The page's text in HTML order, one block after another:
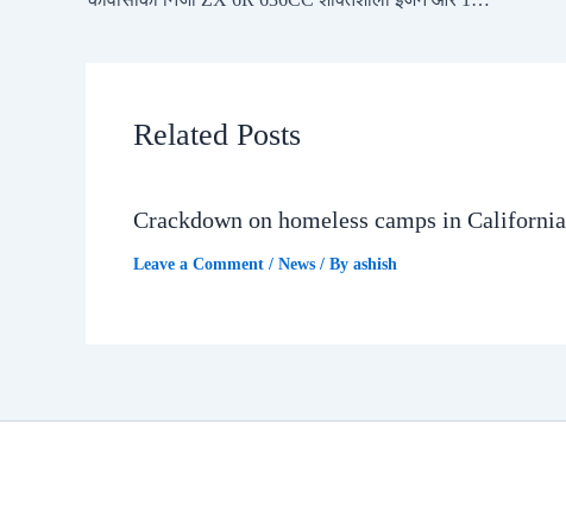
Related Posts
Crackdown on homeless camps in California
Leave a Comment / News / By ashish